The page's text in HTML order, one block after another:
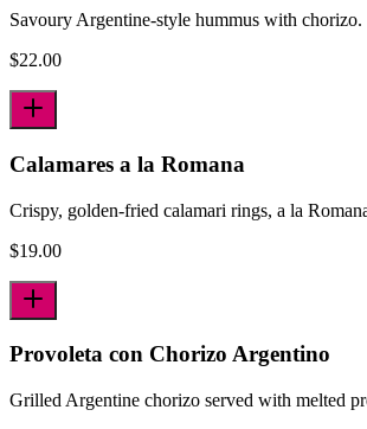
Savoury Argentine-style hummus with chorizo.
$22.00
Calamares a la Romana
Crispy, golden-fried calamari rings, a la
$19.00
Provoleta con Chorizo Argentino
Grilled Argentine chorizo served with melted